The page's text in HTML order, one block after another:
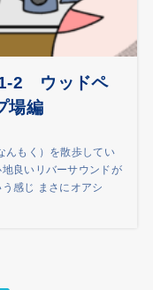
2 ウッドペ
編
んもく）を散歩してい
良いリバーサウンドが
感じ まさにオアシ